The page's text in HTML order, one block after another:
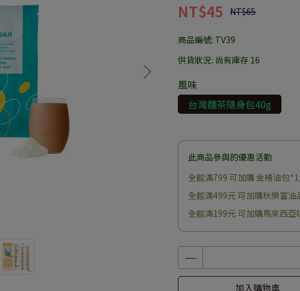
NT$45 NT$65
商品編號: TV39
供貨狀況: 尚有庫存 16
風味
台灣麵茶隨身包40g
此商品參與的優惠活動
全館滿799 可加購 金椿油包
全館滿499元 可加購秋樂富油
全館滿199元 可加購馬來西亞
加入購物車